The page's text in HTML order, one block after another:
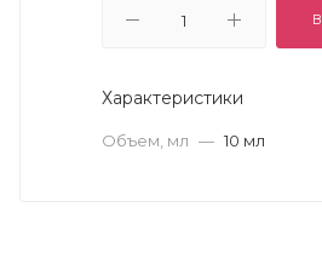
Характеристики
Объем, мл — 10 мл